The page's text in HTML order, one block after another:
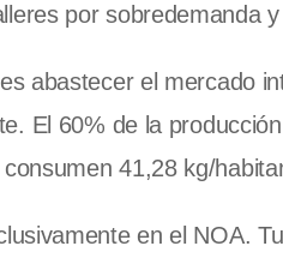
por sobredemanda
abastecer el mercado
El 60% de la
41,28 kg/
en el NOA.